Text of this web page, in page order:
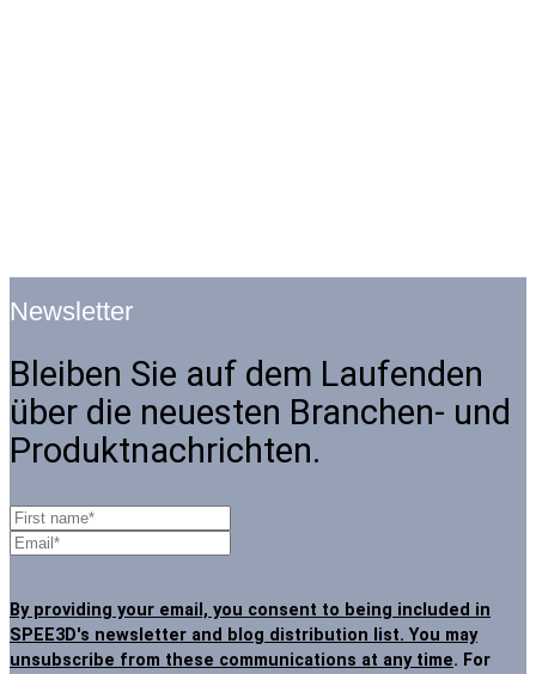
Newsletter
Bleiben Sie auf dem Laufenden
über die neuesten Branchen- und
Produktnachrichten.
By providing your email, you consent to being included in
SPEE3D's newsletter and blog distribution list. You may
unsubscribe from these communications at any time. For